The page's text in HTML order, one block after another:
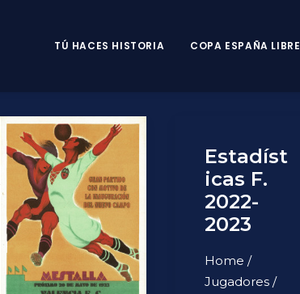
TÚ HACES HISTORIA COPA ESPAÑA LIBRE
Estadíst
icas F.
2022-
2023
Home /
Jugadores /